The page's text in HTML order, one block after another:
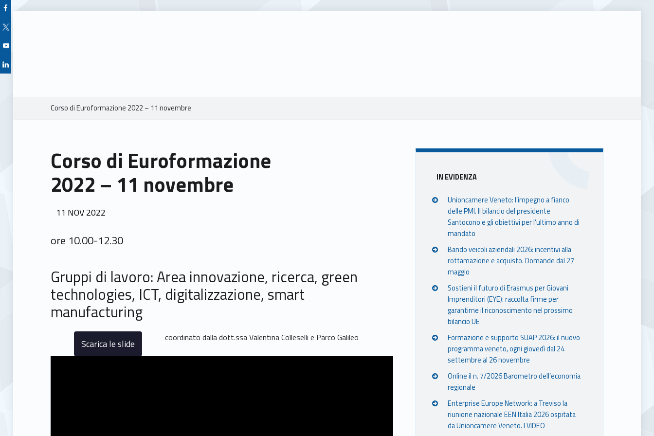
Facebook Unioncamere Veneto
Twitter Unioncamere Veneto
Youtube Unioncamere Veneto
Linkedin Unioncamere Veneto
Breadcrumbs navigation
Corso di Euroformazione 2022 – 11 novembre
Corso di Euroformazione
2022 – 11 novembre
POSTED ON:
11 NOV2022
ore 10.00-12.30
Gruppi di lavoro: Area innovazione, ricerca, green
technologies, ICT, digitalizzazione, smart
manufacturing
Scarica le slide coordinato dalla dott.ssa Valentina Colleselli e Parco Galileo
Sidebar
IN EVIDENZA
Unioncamere Veneto: l’impegno a fianco
delle PMI. Il bilancio del presidente
Santocono e gli obiettivi per l’ultimo anno di
mandato
Bando veicoli aziendali 2026: incentivi alla
rottamazione e acquisto. Domande dal 27
maggio
Sostieni il futuro di Erasmus per Giovani
Imprenditori (EYE): raccolta firme per
garantirne il riconoscimento nel prossimo
bilancio UE
Formazione e supporto SUAP 2026: il nuovo
programma veneto, ogni giovedì dal 24
settembre al 26 novembre
Online il n. 7/2026 Barometro dell’economia
regionale
Enterprise Europe Network: a Treviso la
riunione nazionale EEN Italia 2026 ospitata
da Unioncamere Veneto. I VIDEO